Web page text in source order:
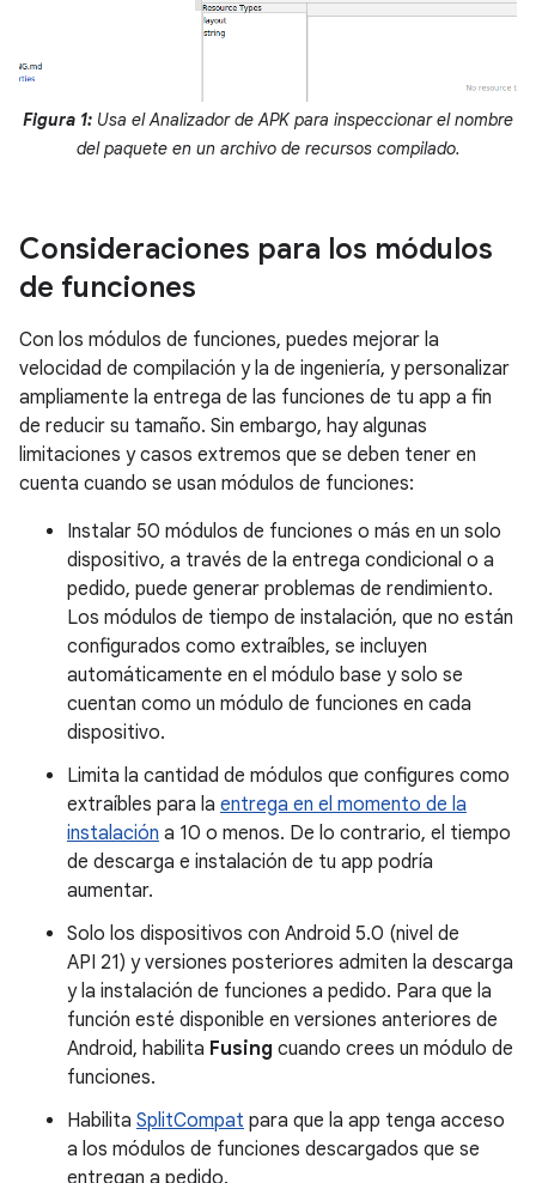
Figura 1: Usa el Analizador de APK para inspeccionar el nombre
del paquete en un archivo de recursos compilado.
Consideraciones para los módulos
de funciones
Con los módulos de funciones, puedes mejorar la
velocidad de compilación y la de ingeniería, y personalizar
ampliamente la entrega de las funciones de tu app a fin
de reducir su tamaño. Sin embargo, hay algunas
limitaciones y casos extremos que se deben tener en
cuenta cuando se usan módulos de funciones:
Instalar 50 módulos de funciones o más en un solo
dispositivo, a través de la entrega condicional o a
pedido, puede generar problemas de rendimiento.
Los módulos de tiempo de instalación, que no están
configurados como extraíbles, se incluyen
automáticamente en el módulo base y solo se
cuentan como un módulo de funciones en cada
dispositivo.
Limita la cantidad de módulos que configures como
extraíbles para la entrega en el momento de la
instalación a 10 o menos. De lo contrario, el tiempo
de descarga e instalación de tu app podría
aumentar.
Solo los dispositivos con Android 5.0 (nivel de
API 21) y versiones posteriores admiten la descarga
y la instalación de funciones a pedido. Para que la
función esté disponible en versiones anteriores de
Android, habilita Fusing cuando crees un módulo de
funciones.
Habilita SplitCompat para que la app tenga acceso
a los módulos de funciones descargados que se